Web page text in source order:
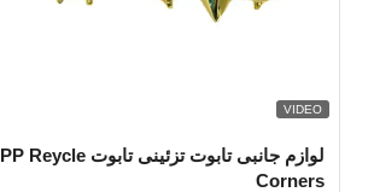
VIDEO
لوازم جانبی تابوت تزئینی تابوت PP Reycle
Corners